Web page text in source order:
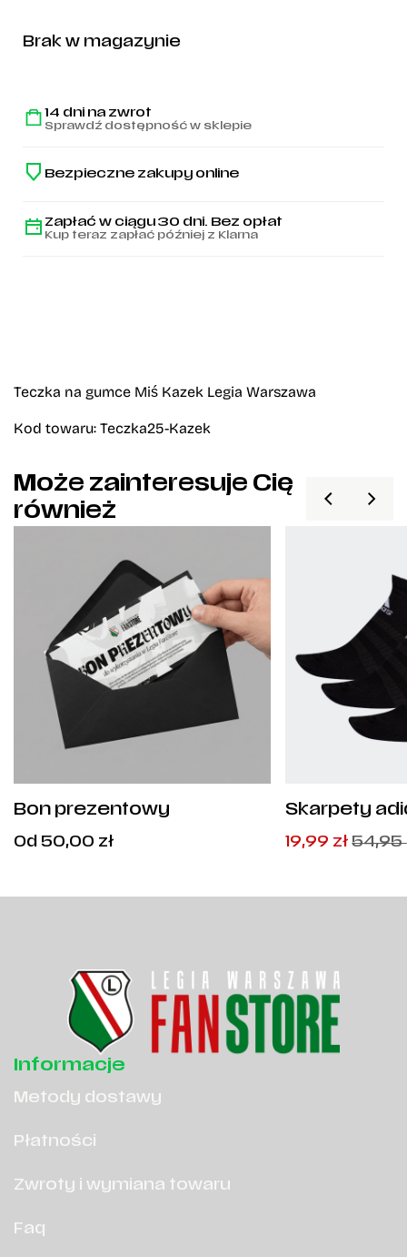
Brak w magazynie
14 dni na zwrot
Sprawdź dostępność w sklepie
Bezpieczne zakupy online
Zapłać w ciągu 30 dni. Bez opłat
Kup teraz zapłać później z Klarna
Teczka na gumce Miś Kazek Legia Warszawa
Kod towaru: Teczka25-Kazek
Może zainteresuje Cię
również
Bon prezentowy
Od 50,00 złCena
Skarpety
Pierwotna
Aktualna
19,99 zł 54,95
Informacje
Metody dostawy
Płatności
Zwroty i wymiana towaru
Faq